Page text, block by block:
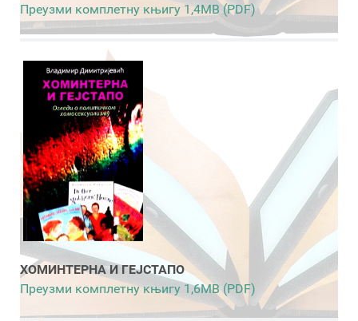
Преузми комплетну књигу 1,4MB (PDF)
ХОМИНТЕРНА И ГЕЈСТАПО
Преузми комплетну књигу 1,6MB (PDF)